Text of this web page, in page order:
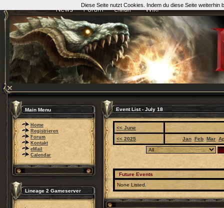
Main Menu
Home
Registrieren
Forum
Kontakt
eMail
Calendar
Lineage 2 Gameserver
Event List - July 18
<< June
<< 2025
Jan Feb Mar
Future Events
None Listed.
Diese Seite nutzt Cookies. Indem du diese Seite